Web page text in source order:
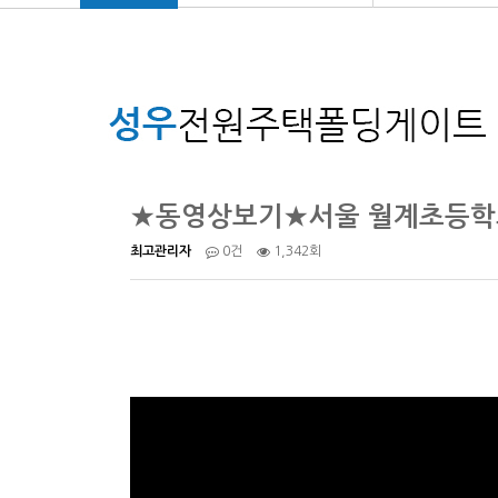
★동영상보기★서울 월계초등
최고관리자 0건 1,342회